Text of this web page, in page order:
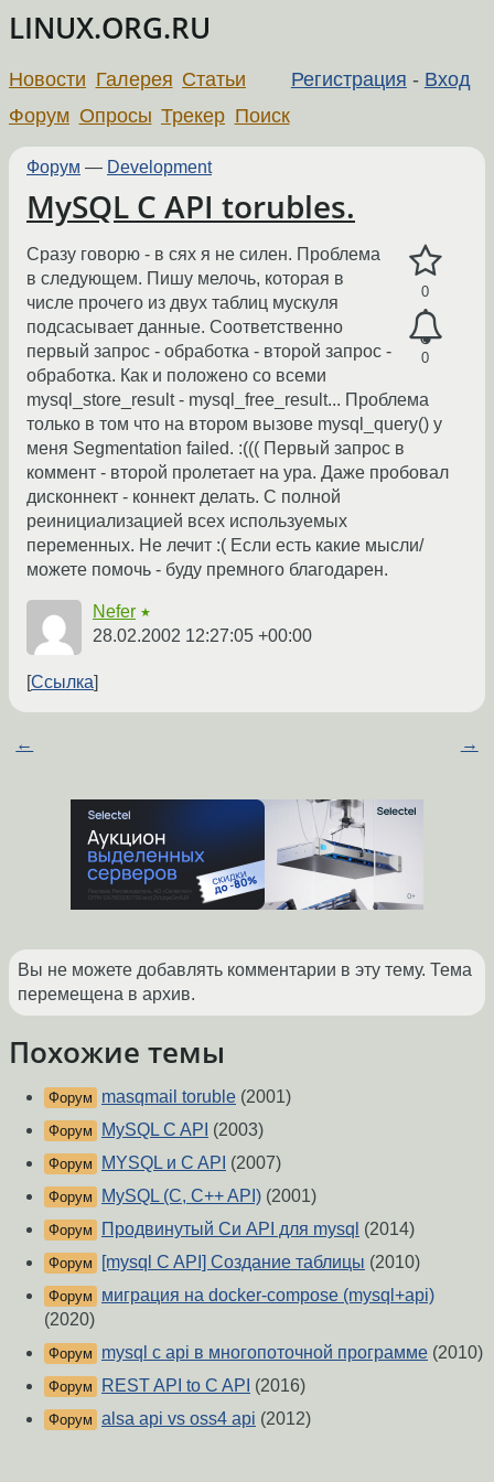
LINUX.ORG.RU
Регистрация - Вход
Новости Галерея Статьи
Форум Опросы Трекер Поиск
Форум — Development
MySQL C API torubles.
0
0
Сразу говорю - в сях я не силен. Проблема
в следующем. Пишу мелочь, которая в
числе прочего из двух таблиц мускуля
подсасывает данные. Соответственно
первый запрос - обработка - второй запрос -
обработка. Как и положено со всеми
mysql_store_result - mysql_free_result... Проблема
только в том что на втором вызове mysql_query() у
меня Segmentation failed. :((( Первый запрос в
коммент - второй пролетает на ура. Даже пробовал
дисконнект - коннект делать. С полной
реинициализацией всех используемых
переменных. Не лечит :( Если есть какие мысли/
можете помочь - буду премного благодарен.
Nefer ★
28.02.2002 12:27:05 +00:00
Ссылка
← →
Вы не можете добавлять комментарии в эту тему. Тема
перемещена в архив.
Похожие темы
Форум masqmail toruble (2001)
Форум MySQL C API (2003)
Форум MYSQL и C API (2007)
Форум MySQL (C, C++ API) (2001)
Форум Продвинутый Си API для mysql (2014)
Форум [mysql C API] Создание таблицы (2010)
Форум
миграция на docker-compose (mysql+api)
(2020)
Форум mysql c api в многопоточной программе (2010)
Форум REST API to C API (2016)
Форум alsa api vs oss4 api (2012)